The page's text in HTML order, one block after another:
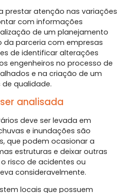
prestar atenção nas variações
com informações
de um planejamento
da parceria com empresas
de identificar alterações
engenheiros no processo de
e na criação de um
qualidade.
analisada
deve ser levada em
e inundações são
que podem ocasionar a
estruturas e deixar outras
risco de acidentes ou
consideravelmente.
locais que possuem